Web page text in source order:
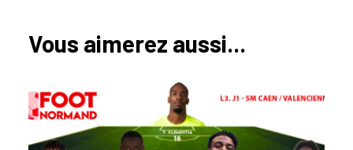
Vous aimerez aussi...